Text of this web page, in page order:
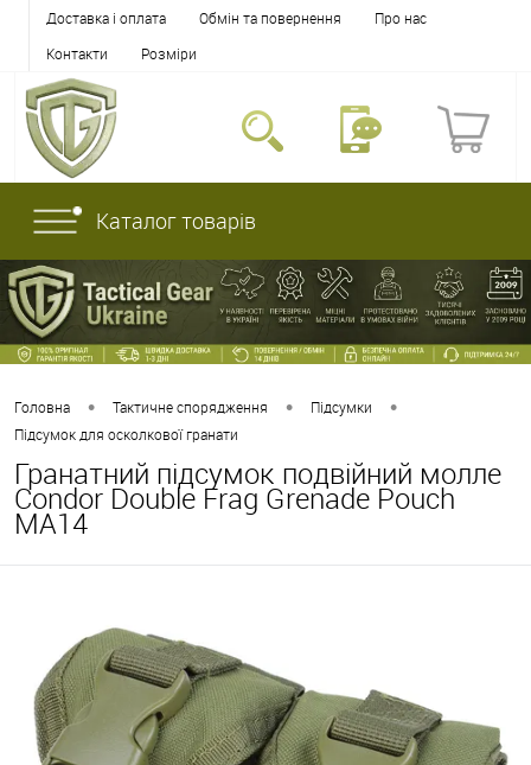
Доставка і оплата Обмін та повернення
Про нас
Контакти
Розміри
Каталог товарів
Головна • Тактичне спорядження • Підсумки •
Підсумок для осколкової гранати
Гранатний підсумок подвійний молле
Condor Double Frag Grenade Pouch
MA14